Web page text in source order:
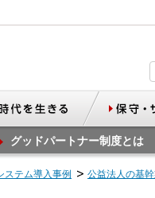
グッドパートナー制度とは
ステム導入事例 公益法人の基